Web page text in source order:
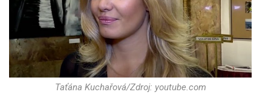
Taťána Kuchařová/Zdroj: youtube.com